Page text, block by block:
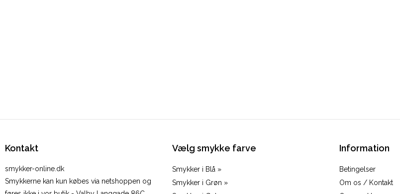
Kontakt
smykker-online.dk
Smykkerne kan kun købes via netshoppen og
Vælg smykke farve
Smykker i Blå »
Smykker i Grøn »
Information
Betingelser
Om os / Kontakt